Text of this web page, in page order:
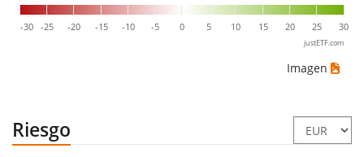
-30 -25 -20 -15 -10 -5 0 5 10 15 20 25 30
justETF.com
Imagen
Riesgo